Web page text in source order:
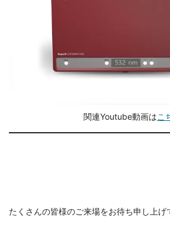
関連Youtube動画はこ
たくさんの皆様のご来場をお待ち申し上げ